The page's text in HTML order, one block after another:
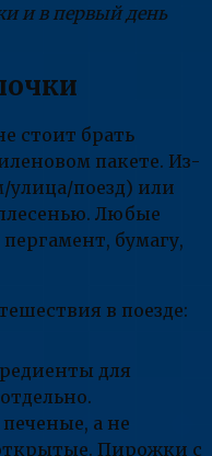
и в первый день
стоит брать
пакете. Из-
улица/поезд) или
Любые
бумагу,
в поезде:
для
а не
Пирожки с